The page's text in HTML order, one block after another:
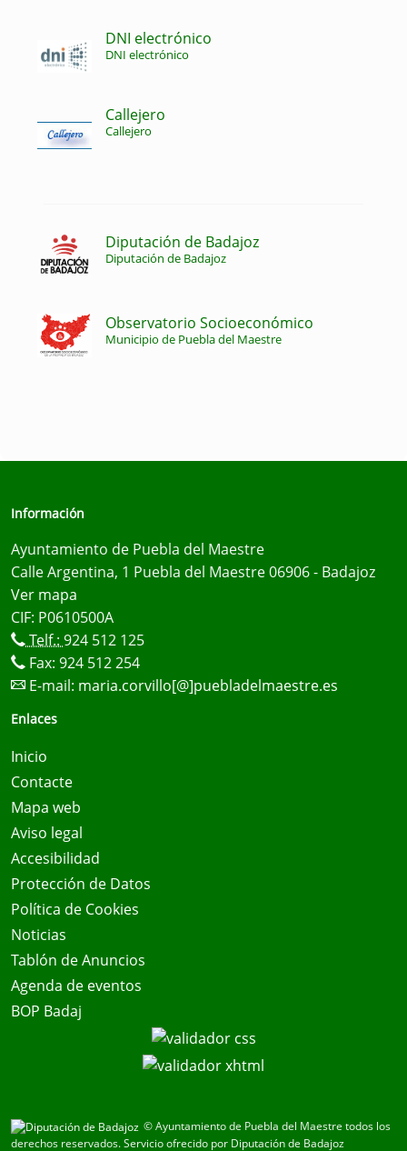
DNI electrónico
DNI electrónico
Callejero
Callejero
Diputación de Badajoz
Diputación de Badajoz
Observatorio Socioeconómico
Municipio de Puebla del Maestre
Información
Ayuntamiento de Puebla del Maestre
Calle Argentina, 1 Puebla del Maestre 06906 - Badajoz
Ver mapa
CIF: P0610500A
Telf.: 924 512 125
Fax: 924 512 254
E-mail: maria.corvillo[@]puebladelmaestre.es
Enlaces
Inicio
Contacte
Mapa web
Aviso legal
Accesibilidad
Protección de Datos
Política de Cookies
Noticias
Tablón de Anuncios
Agenda de eventos
BOP Badaj
© Ayuntamiento de Puebla del Maestre todos los
derechos reservados.Servicio ofrecido por Diputación de Badajoz